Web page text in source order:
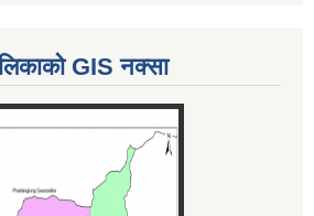
GIS नक्सा